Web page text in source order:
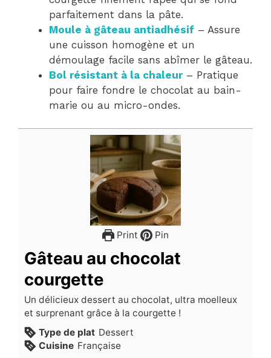
parfaitement dans la pâte.
Moule à gâteau antiadhésif – Assure
une cuisson homogène et un
démoulage facile sans abîmer le gâteau.
Bol résistant à la chaleur– Pratique
pour faire fondre le chocolat au bain-
marie ou au micro-ondes.
Print Pin
Gâteau au chocolat
courgette
Un délicieux dessert au chocolat, ultra moelleux
et surprenant grâce à la courgette !
Type de plat Dessert
Cuisine Française